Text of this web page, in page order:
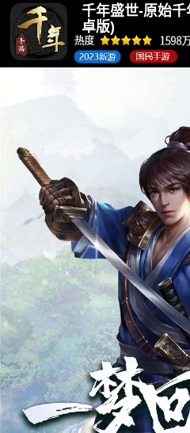
千年盛世-原始千
卓版)